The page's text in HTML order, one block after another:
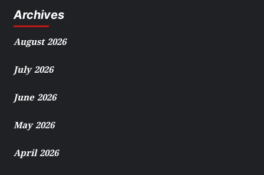
Archives
August 2026
July 2026
June 2026
May 2026
April 2026